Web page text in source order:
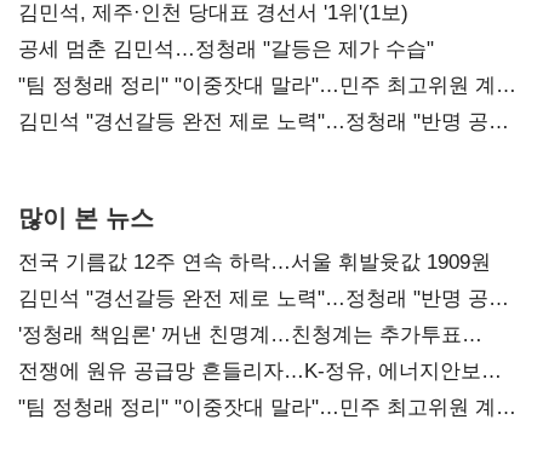
0.86%p(2보)
김민석, 제주·인천 당대표 경선서 '1위'(1보)
공세 멈춘 김민석…정청래 "갈등은 제가 수습"
"팀 정청래 정리" "이중잣대 말라"…민주 최고위원 계파
다툼 격화
김민석 "경선갈등 완전 제로 노력"…정청래 "반명 공세
많이 본 뉴스
전국 기름값 12주 연속 하락…서울 휘발윳값 1909원
김민석 "경선갈등 완전 제로 노력"…정청래 "반명 공세
사과부터"
'정청래 책임론' 꺼낸 친명계…친청계는 추가투표
때리기
전쟁에 원유 공급망 흔들리자…K-정유, 에너지안보
핵심으로 재부상
"팀 정청래 정리" "이중잣대 말라"…민주 최고위원 계파